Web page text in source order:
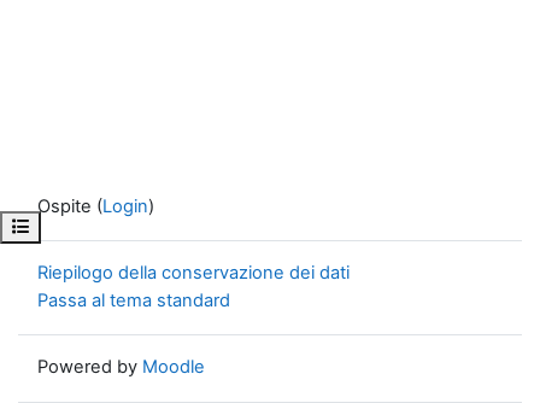
Apri indice del corso
Ospite (Login)
Riepilogo della conservazione dei dati
Passa al tema standard
Powered by Moodle